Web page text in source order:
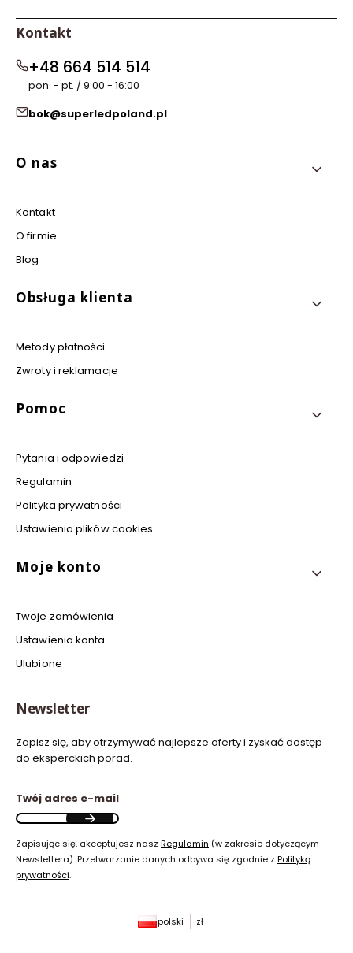
Kontakt
+48 664 514 514
pon. - pt. / 9:00 - 16:00
bok@superledpoland.pl
Linki w stopce
O nas
Kontakt
O firmie
Blog
Obsługa klienta
Metody płatności
Zwroty i reklamacje
Pomoc
Pytania i odpowiedzi
Regulamin
Polityka prywatności
Ustawienia plików cookies
Moje konto
Twoje zamówienia
Ustawienia konta
Ulubione
Newsletter
Zapisz się, aby otrzymywać najlepsze oferty i zyskać dostęp
do eksperckich porad.
Twój adres e-mail
Zapisując się, akceptujesz nasz Regulamin (w zakresie dotyczącym
Newslettera). Przetwarzanie danych odbywa się zgodnie z Polityką
prywatności.
polski zł